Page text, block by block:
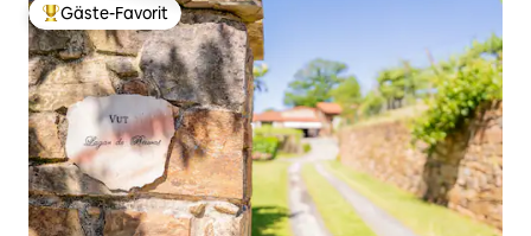
Beliebter Gäste-Favorit.
Gäste-Favorit